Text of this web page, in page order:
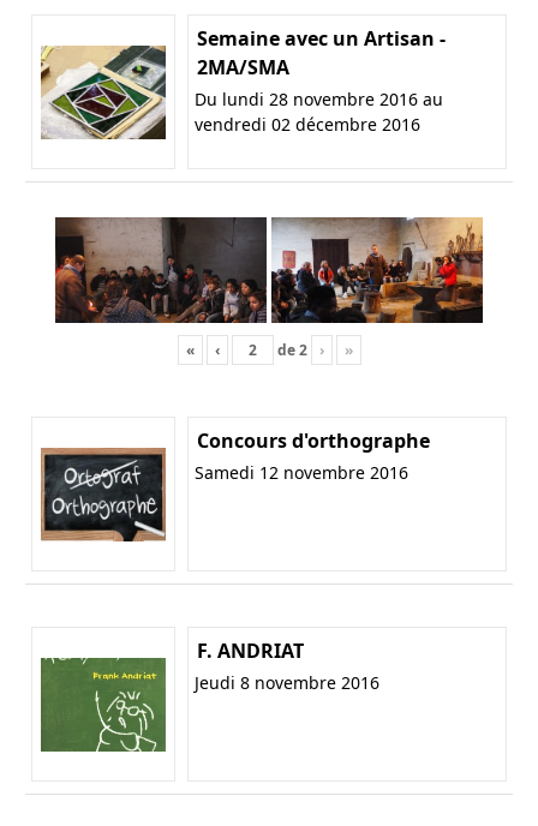
Semaine avec un Artisan -
2MA/SMA
Du lundi 28 novembre 2016 au
vendredi 02 décembre 2016
« ‹ de2 › »
Concours d'orthographe
Samedi 12 novembre 2016
F. ANDRIAT
Jeudi 8 novembre 2016